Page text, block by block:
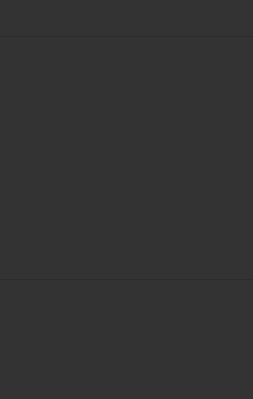
Gruppe ist essenziell und kann nicht